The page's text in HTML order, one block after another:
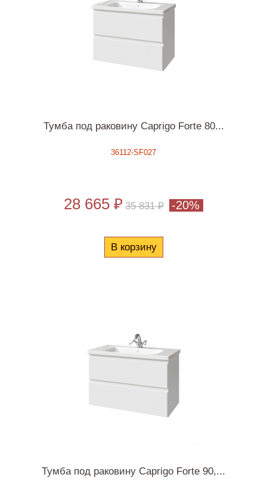
Тумба под раковину Caprigo Forte 80...
36112-SF027
28 665 ₽ 35 831 ₽ -20%
В корзину
Тумба под раковину Caprigo Forte 90,...